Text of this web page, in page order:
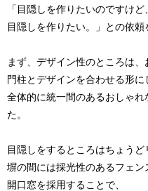
「目隠しを作りたいのですけ
目隠しを作りたい。」との依頼
まず、デザイン性のところは、
門柱とデザインを合わせる形に
全体的に統一間のあるおしゃ
た。
目隠しをするところはちょうど
塀の間には採光性のあるフェ
開口窓を採用することで、